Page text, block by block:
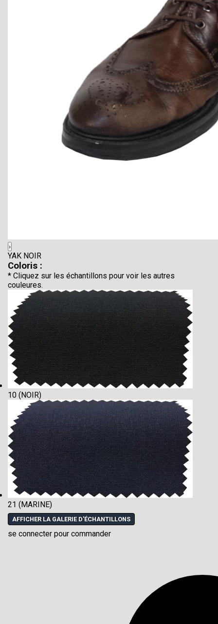
›
YAK NOIR
Coloris :
* Cliquez sur les échantillons pour voir les autres
couleures.
10 (NOIR)
21 (MARINE)
AFFICHER LA GALERIE D'ÉCHANTILLONS
se connecter pour commander